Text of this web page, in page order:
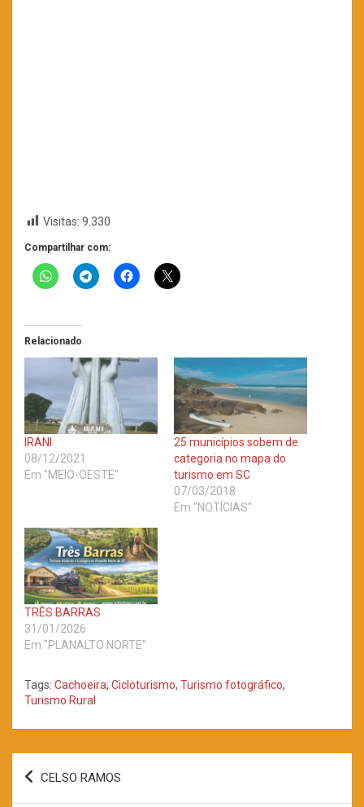
Visitas: 9.330
Compartilhar com:
Relacionado
IRANI
08/12/2021
Em "MEIO-OESTE"
25 municípios sobem de
categoria no mapa do
turismo em SC
07/03/2018
Em "NOTÍCIAS"
TRÊS BARRAS
31/01/2026
Em "PLANALTO NORTE"
Tags: Cachoeira, Cicloturismo, Turismo fotográfico,
Turismo Rural
Navegação
CELSO RAMOS